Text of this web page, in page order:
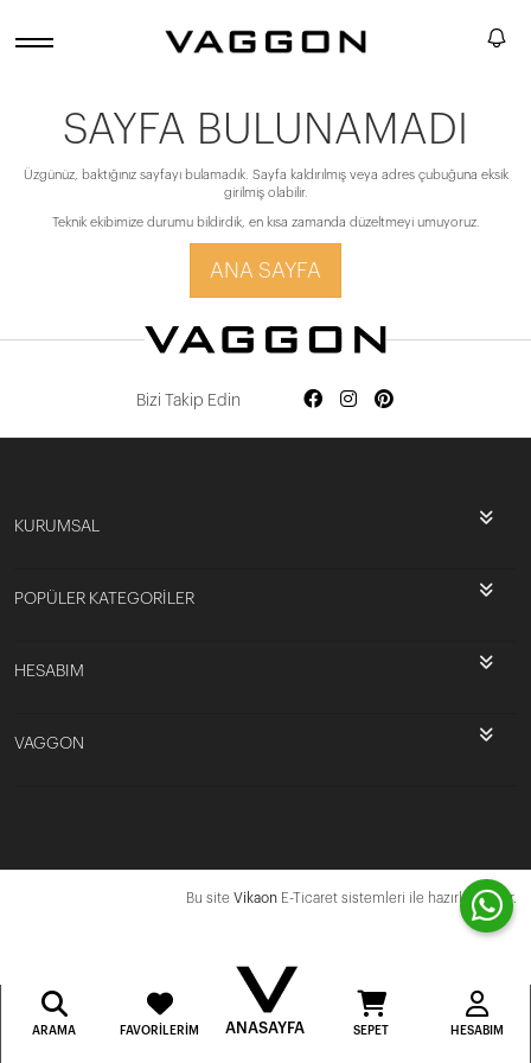
SAYFA BULUNAMADI
Üzgünüz, baktığınız sayfayı bulamadık. Sayfa kaldırılmış veya adres çubuğuna eksik
girilmiş olabilir.
Teknik ekibimize durumu bildirdik, en kısa zamanda düzeltmeyi umuyoruz.
ANA SAYFA
Bizi Takip Edin
KURUMSAL
POPÜLER KATEGORİLER
HESABIM
VAGGON
Bu site Vikaon E-Ticaret sistemleri ile hazırlanmıştır.
ARAMA FAVORILERIM ANASAYFA SEPET HESABIM